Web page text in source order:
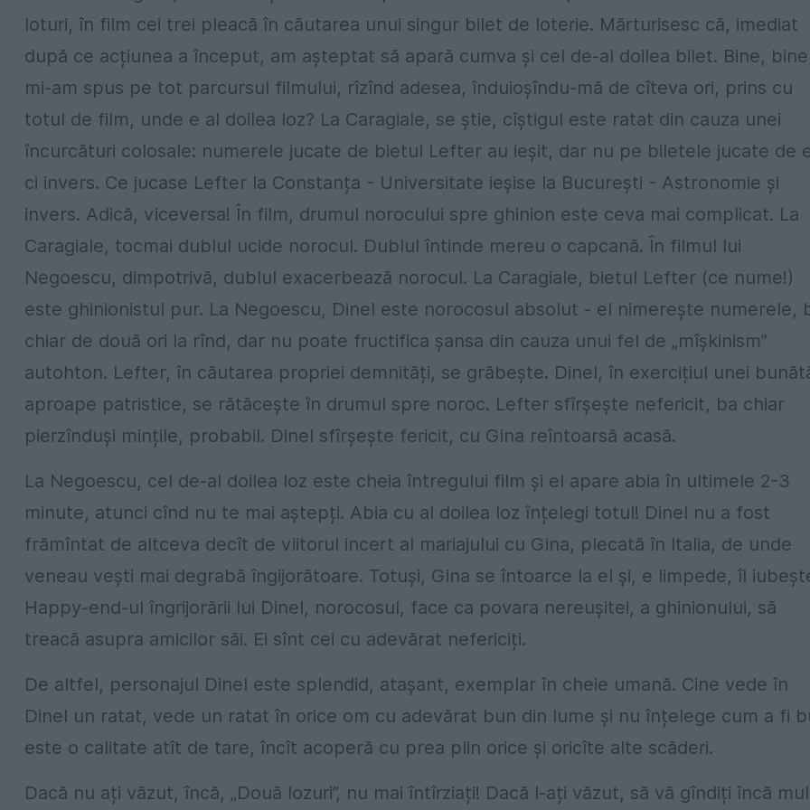
loturi, în film cei trei pleacă în căutarea unui singur bilet de loterie. Mărturisesc că, imediat
după ce acțiunea a început, am așteptat să apară cumva și cel de-al doilea bilet. Bine,
mi-am spus pe tot parcursul filmului, rîzînd adesea, înduioșîndu-mă de cîteva ori, prins cu
totul de film, unde e al doilea loz? La Caragiale, se știe, cîștigul este ratat din cauza unei
încurcături colosale: numerele jucate de bietul Lefter au ieșit, dar nu pe biletele jucate de
ci invers. Ce jucase Lefter la Constanța - Universitate ieșise la București - Astronomie și
invers. Adică, viceversa! În film, drumul norocului spre ghinion este ceva mai complicat. La
Caragiale, tocmai dublul ucide norocul. Dublul întinde mereu o capcană. În filmul lui
Negoescu, dimpotrivă, dublul exacerbează norocul. La Caragiale, bietul Lefter (ce nume!)
este ghinionistul pur. La Negoescu, Dinel este norocosul absolut - el nimerește numerele,
chiar de două ori la rînd, dar nu poate fructifica șansa din cauza unui fel de „mîșkinism”
autohton. Lefter, în căutarea propriei demnități, se grăbește. Dinel, în exercițiul unei
aproape patristice, se rătăcește în drumul spre noroc. Lefter sfîrșește nefericit, ba chiar
pierzînduși mințile, probabil. Dinel sfîrșește fericit, cu Gina reîntoarsă acasă.
La Negoescu, cel de-al doilea loz este cheia întregului film și el apare abia în ultimele 2-3
minute, atunci cînd nu te mai aștepți. Abia cu al doilea loz înțelegi totul! Dinel nu a fost
frămîntat de altceva decît de viitorul incert al mariajului cu Gina, plecată în Italia, de unde
veneau vești mai degrabă îngijorătoare. Totuși, Gina se întoarce la el și, e limpede, îl
Happy-end-ul îngrijorării lui Dinel, norocosul, face ca povara nereușitei, a ghinionului, să
treacă asupra amicilor săi. Ei sînt cei cu adevărat nefericiți.
De altfel, personajul Dinel este splendid, atașant, exemplar în cheie umană. Cine vede în
Dinel un ratat, vede un ratat în orice om cu adevărat bun din lume și nu înțelege cum a fi
este o calitate atît de tare, încît acoperă cu prea plin orice și oricîte alte scăderi.
Dacă nu ați văzut, încă, „Două lozuri”, nu mai întîrziați! Dacă l-ați văzut, să vă gîndiți încă